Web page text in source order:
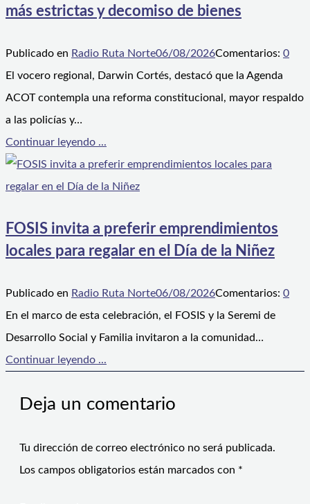
más estrictas y decomiso de bienes
Publicado en Radio Ruta Norte06/08/2026Comentarios: 0
El vocero regional, Darwin Cortés, destacó que la Agenda
ACOT contempla una reforma constitucional, mayor respaldo
a las policías y…
Continuar leyendo ...
FOSIS invita a preferir emprendimientos
locales para regalar en el Día de la Niñez
Publicado en Radio Ruta Norte06/08/2026Comentarios: 0
En el marco de esta celebración, el FOSIS y la Seremi de
Desarrollo Social y Familia invitaron a la comunidad…
Continuar leyendo ...
Deja un comentario
Tu dirección de correo electrónico no será publicada.
Los campos obligatorios están marcados con *